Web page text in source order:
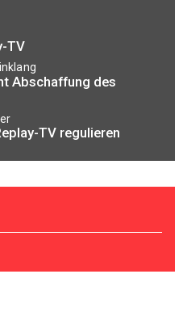
TV
Abschaffung des
TV regulieren